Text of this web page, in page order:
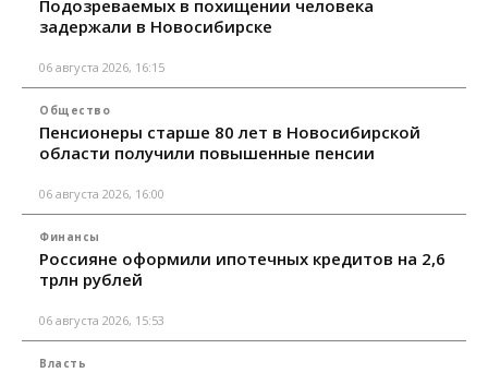
Подозреваемых в похищении человека
задержали в Новосибирске
06 августа 2026, 16:15
Общество
Пенсионеры старше 80 лет в Новосибирской
области получили повышенные пенсии
06 августа 2026, 16:00
Финансы
Россияне оформили ипотечных кредитов на 2,6
трлн рублей
06 августа 2026, 15:53
Власть